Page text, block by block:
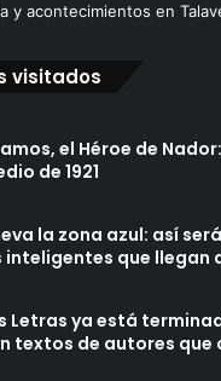
y acontecimientos en
visitados
el Héroe de
de 1921
la zona azul: así
que llegan
Letras ya está
textos de autores que